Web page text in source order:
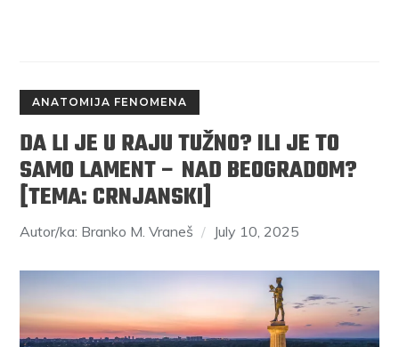
ANATOMIJA FENOMENA
DA LI JE U RAJU TUŽNO? ILI JE TO
SAMO LAMENT – NAD BEOGRADOM?
[TEMA: CRNJANSKI]
Autor/ka: Branko M. Vraneš July 10, 2025